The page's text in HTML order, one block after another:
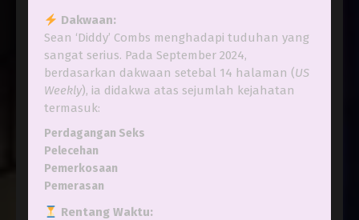
Dakwaan:
Sean ‘Diddy’ Combs menghadapi tuduhan yang
sangat serius. Pada September 2024,
berdasarkan dakwaan setebal 14 halaman (US
Weekly), ia didakwa atas sejumlah kejahatan
termasuk:
Perdagangan Seks
Pelecehan
Pemerkosaan
Pemerasan
Rentang Waktu: